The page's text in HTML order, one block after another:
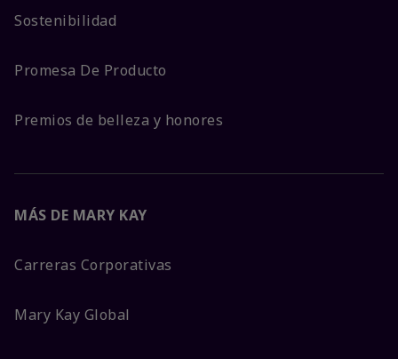
Sostenibilidad
Promesa De Producto
Premios de belleza y honores
MÁS DE MARY KAY
Carreras Corporativas
Mary Kay Global